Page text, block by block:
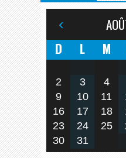
D
L M
2
3 4
9
10 11
16
17 18
23
24 25
30
31